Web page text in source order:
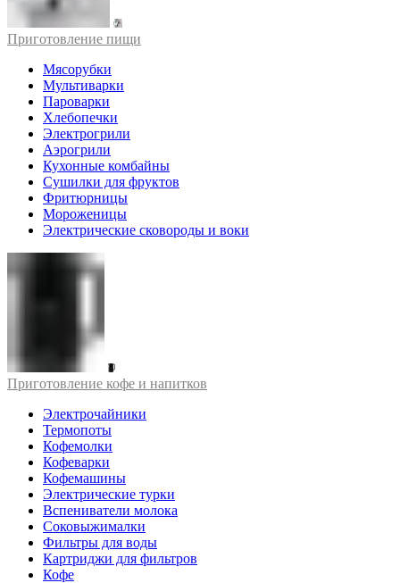
Приготовление пищи
Мясорубки
Мультиварки
Пароварки
Хлебопечки
Электрогрили
Аэрогрили
Кухонные комбайны
Сушилки для фруктов
Фритюрницы
Мороженицы
Электрические сковороды и воки
Приготовление кофе и напитков
Электрочайники
Термопоты
Кофемолки
Кофеварки
Кофемашины
Электрические турки
Вспениватели молока
Соковыжималки
Фильтры для воды
Картриджи для фильтров
Кофе